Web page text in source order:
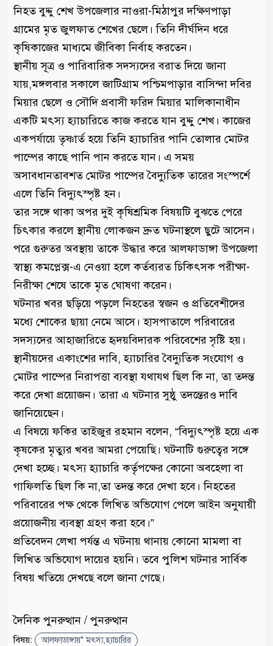
নিহত বুদ্দু শেখ উপজেলার নাওরা-মিঠাপুর দক্ষিণপাড়া
গ্রামের মৃত জুলফাত শেখের ছেলে। তিনি দীর্ঘদিন ধরে
কৃষিকাজের মাধ্যমে জীবিকা নির্বাহ করতেন।
স্থানীয় সূত্র ও পারিবারিক সদস্যদের বরাত দিয়ে জানা
যায়,মঙ্গলবার সকালে জাটিগ্রাম পশ্চিমপাড়ার বাসিন্দা দবির
মিয়ার ছেলে ও সৌদি প্রবাসী ফরিদ মিয়ার মালিকানাধীন
একটি মৎস্য হ্যাচারিতে কাজ করতে যান বুদ্দু শেখ। কাজের
একপর্যায়ে তৃষ্ণার্ত হয়ে তিনি হ্যাচারির পানি তোলার মোটর
পাম্পের কাছে পানি পান করতে যান। এ সময়
অসাবধানতাবশত মোটর পাম্পের বৈদ্যুতিক তারের সংস্পর্শে
এলে তিনি বিদ্যুৎস্পৃষ্ট হন।
তার সঙ্গে থাকা অপর দুই কৃষিশ্রমিক বিষয়টি বুঝতে পেরে
চিৎকার করলে স্থানীয় লোকজন দ্রুত ঘটনাস্থলে ছুটে আসেন।
পরে গুরুতর অবস্থায় তাকে উদ্ধার করে আলফাডাঙ্গা উপজেলা
স্বাস্থ্য কমপ্লেক্স-এ নেওয়া হলে কর্তব্যরত চিকিৎসক পরীক্ষা-
নিরীক্ষা শেষে তাকে মৃত ঘোষণা করেন।
ঘটনার খবর ছড়িয়ে পড়লে নিহতের স্বজন ও প্রতিবেশীদের
মধ্যে শোকের ছায়া নেমে আসে। হাসপাতালে পরিবারের
সদস্যদের আহাজারিতে হৃদয়বিদারক পরিবেশের সৃষ্টি হয়।
স্থানীয়দের একাংশের দাবি, হ্যাচারির বৈদ্যুতিক সংযোগ ও
মোটর পাম্পের নিরাপত্তা ব্যবস্থা যথাযথ ছিল কি না, তা তদন্ত
করে দেখা প্রয়োজন। তারা এ ঘটনার সুষ্ঠু তদন্তেরও দাবি
জানিয়েছেন।
এ বিষয়ে ফকির তাইজুর রহমান বলেন, “বিদ্যুৎস্পৃষ্ট হয়ে এক
কৃষকের মৃত্যুর খবর আমরা পেয়েছি। ঘটনাটি গুরুত্বের সঙ্গে
দেখা হচ্ছে। মৎস্য হ্যাচারি কর্তৃপক্ষের কোনো অবহেলা বা
গাফিলতি ছিল কি না,তা তদন্ত করে দেখা হবে। নিহতের
পরিবারের পক্ষ থেকে লিখিত অভিযোগ পেলে আইন অনুযায়ী
প্রয়োজনীয় ব্যবস্থা গ্রহণ করা হবে।”
প্রতিবেদন লেখা পর্যন্ত এ ঘটনায় থানায় কোনো মামলা বা
লিখিত অভিযোগ দায়ের হয়নি। তবে পুলিশ ঘটনার সার্বিক
বিষয় খতিয়ে দেখছে বলে জানা গেছে।
দৈনিক পুনরুত্থান / পুনরুত্থান
বিষয়: আলফাডাঙ্গায়* মৎস্য,হ্যাচারির